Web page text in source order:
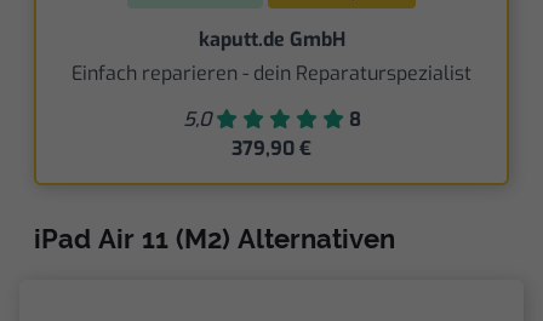
kaputt.de GmbH
Einfach reparieren - dein Reparaturspezialist
5,0
8
379,90 €
iPad Air 11 (M2) Alternativen